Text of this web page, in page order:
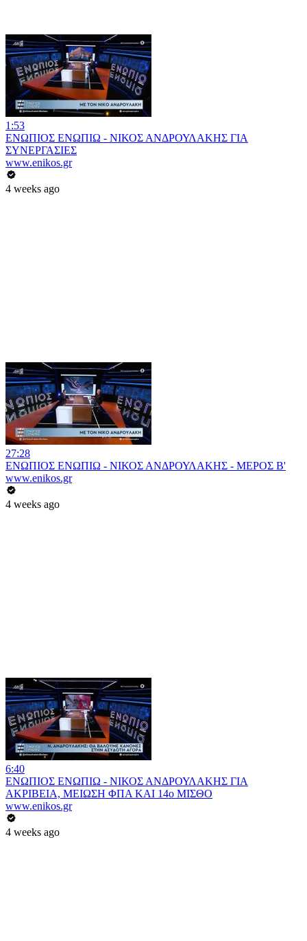
1:53
ΕΝΩΠΙΟΣ ΕΝΩΠΙΩ - ΝΙΚΟΣ ΑΝΔΡΟΥΛΑΚΗΣ ΓΙΑ
ΣΥΝΕΡΓΑΣΙΕΣ
www.enikos.gr
4 weeks ago
27:28
ΕΝΩΠΙΟΣ ΕΝΩΠΙΩ - ΝΙΚΟΣ ΑΝΔΡΟΥΛΑΚΗΣ - ΜΕΡΟΣ Β'
www.enikos.gr
4 weeks ago
6:40
ΕΝΩΠΙΟΣ ΕΝΩΠΙΩ - ΝΙΚΟΣ ΑΝΔΡΟΥΛΑΚΗΣ ΓΙΑ
ΑΚΡΙΒΕΙΑ, ΜΕΙΩΣΗ ΦΠΑ ΚΑΙ 14ο ΜΙΣΘΟ
www.enikos.gr
4 weeks ago